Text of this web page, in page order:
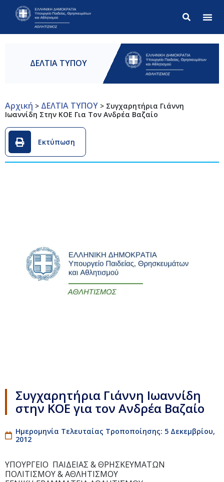
ΔΕΛΤΙΑ ΤΥΠΟΥ
Αρχική > ΔΕΛΤΙΑ ΤΥΠΟΥ > Συγχαρητήρια Γιάννη
Ιωαννίδη Στην ΚΟΕ Για Τον Ανδρέα Βαζαίο
Εκτύπωση
Συγχαρητήρια Γιάννη Ιωαννίδη
στην ΚΟΕ για τον Ανδρέα Βαζαίο
Ημερομηνία Τελευταίας Τροποποίησης: 5 Δεκεμβρίου,
2012
ΥΠΟΥΡΓΕΙΟ ΠΑΙΔΕΙΑΣ & ΘΡΗΣΚΕΥΜΑΤΩΝ
ΠΟΛΙΤΙΣΜΟΥ & ΑΘΛΗΤΙΣΜΟΥ